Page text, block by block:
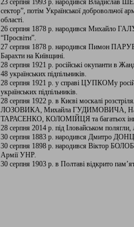
23 серпня 1993 р. народився
сектор”, потім Української добровольчої
області.
26 серпня 1878 р. народився Михайло
“Просвіти”.
27 серпня 1878 р. народився Пимон
Барахти на Київщині.
28 серпня 1921 р. російські окупанти в
48 українських підпільників.
28 серпня 1921 р. у справі ЦУПКОМу
українських підпільників.
28 серпня 1922 р. в Києві москалі
ЛОЗОВИКА, Михайла ГУДИМОВИЧА,
ТАРАСЕНКО, КОЛОМІЙЦЯ та багатьох
28 серпня 2014 р. під Іловайськом
30 серпня 1883 р. народився Дмитро
30 серпня 1898 р. народився Віктор
Армії УНР.
30 серпня 1903 р. в Полтаві відкрито